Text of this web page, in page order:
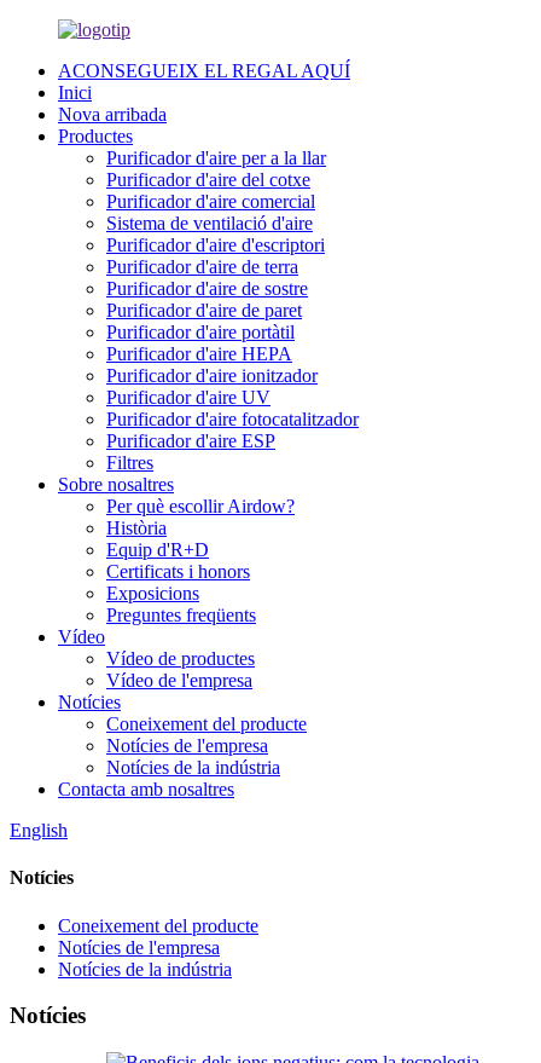
ACONSEGUEIX EL REGAL AQUÍ
Inici
Nova arribada
Productes
Purificador d'aire per a la llar
Purificador d'aire del cotxe
Purificador d'aire comercial
Sistema de ventilació d'aire
Purificador d'aire d'escriptori
Purificador d'aire de terra
Purificador d'aire de sostre
Purificador d'aire de paret
Purificador d'aire portàtil
Purificador d'aire HEPA
Purificador d'aire ionitzador
Purificador d'aire UV
Purificador d'aire fotocatalitzador
Purificador d'aire ESP
Filtres
Sobre nosaltres
Per què escollir Airdow?
Història
Equip d'R+D
Certificats i honors
Exposicions
Preguntes freqüents
Vídeo
Vídeo de productes
Vídeo de l'empresa
Notícies
Coneixement del producte
Notícies de l'empresa
Notícies de la indústria
Contacta amb nosaltres
English
Notícies
Coneixement del producte
Notícies de l'empresa
Notícies de la indústria
Notícies